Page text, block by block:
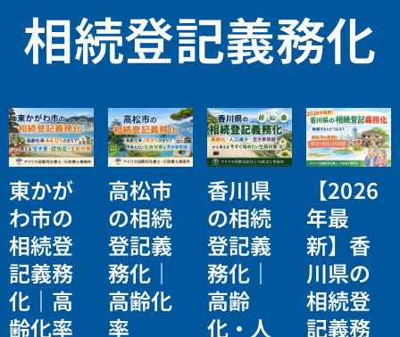
相続登記義務化
東かが
わ市の
相続登
記義務
化｜高
齢化率
高松市
の相続
登記義
務化｜
高齢化
率
香川県
の相続
登記義
務化｜
高齢
化・人
【2026
年最
新】香
川県の
相続登
記義務